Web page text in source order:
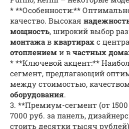
* **Особенности:**
качество. Высокая
мощность, широкий выбор
монтажав квартирах с
отоплением и в частных
* **Ключевой акцент:**
сегмент, предлагающий
между стоимостью,
оборудования.
3. **Премиум-сегмент (от 1500
7000 руб. за панель,
стоить десятки тысяч